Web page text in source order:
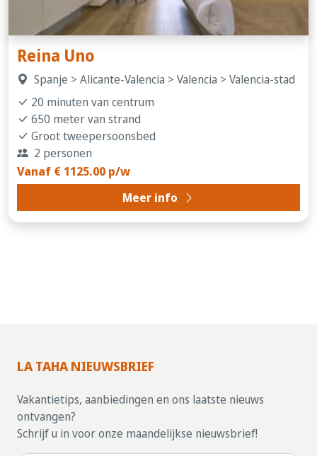
Reina Uno
Spanje > Alicante-Valencia > Valencia > Valencia-stad
20 minuten van centrum
650 meter van strand
Groot tweepersoonsbed
2 personen
Vanaf € 1125.00 p/w
Meer info
LA TAHA NIEUWSBRIEF
Vakantietips, aanbiedingen en ons laatste nieuws
ontvangen?
Schrijf u in voor onze maandelijkse nieuwsbrief!